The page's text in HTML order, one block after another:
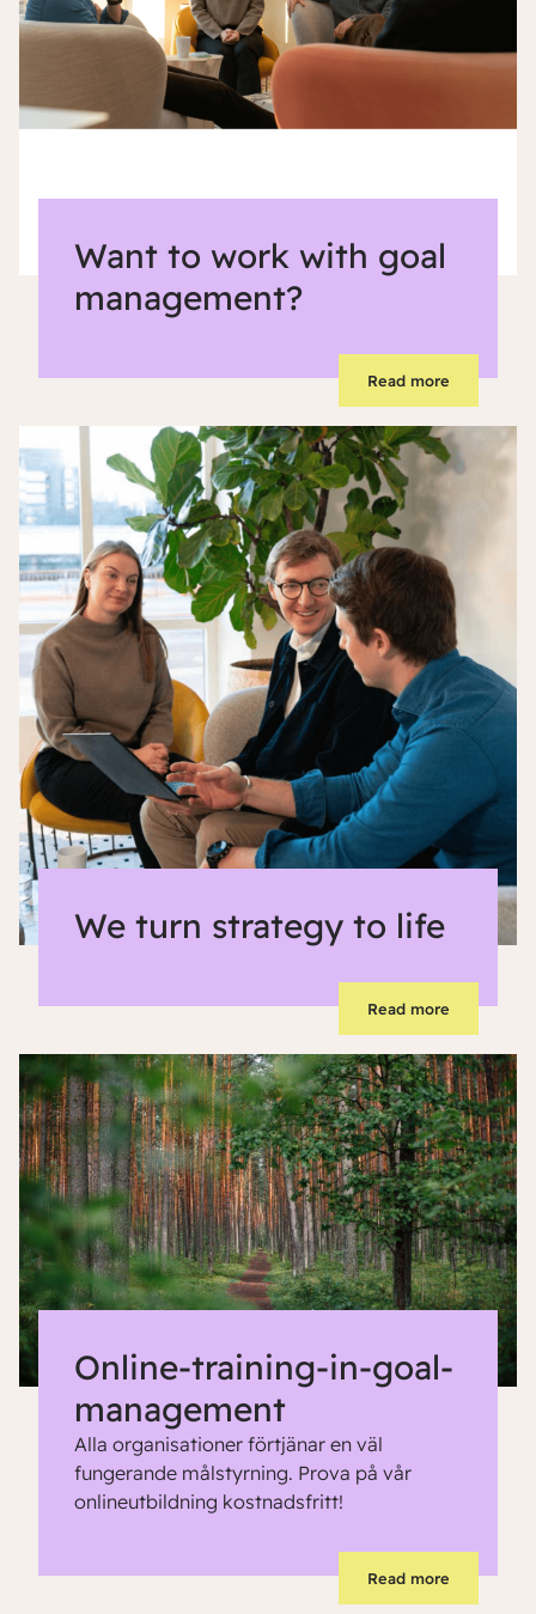
Want to work with goal
management?
Read more
We turn strategy to life
Read more
Online-training-in-goal-
management
Alla organisationer förtjänar en väl
fungerande målstyrning. Prova på vår
onlineutbildning kostnadsfritt!
Read more